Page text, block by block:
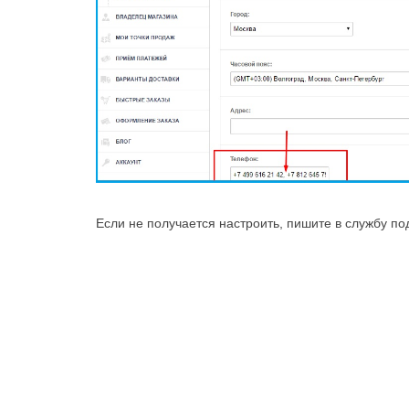
Если не получается настроить, пишите в службу